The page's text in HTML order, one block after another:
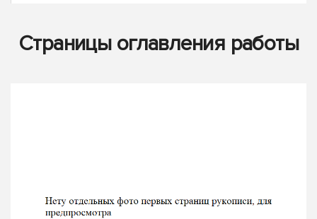
Страницы оглавления работы